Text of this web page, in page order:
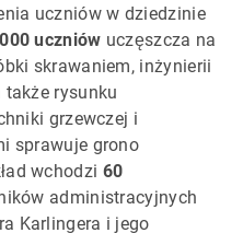
uczniów w dziedzinie
uczniów uczęszcza na
skrawaniem, inżynierii
rysunku
grzewczej i
sprawuje grono
wchodzi 60
administracyjnych
Karlingera i jego